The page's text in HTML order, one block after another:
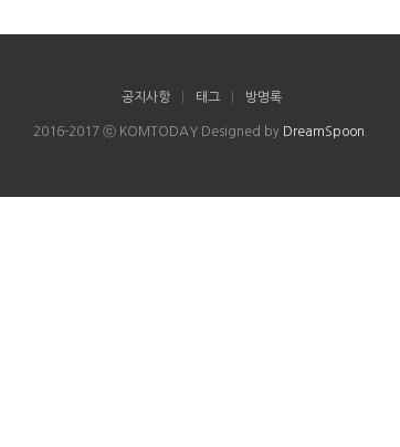
공지사항 태그 방명록
2016-2017 ⓒ KOMTODAY Designed by DreamSpoon